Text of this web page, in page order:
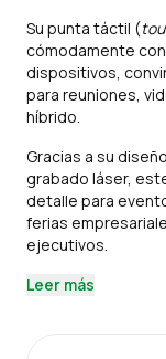
Su punta táctil (
cómodamente
dispositivos,
para reuniones,
híbrido.
Gracias a su
grabado láser,
detalle para
ferias
ejecutivos.
Leer más